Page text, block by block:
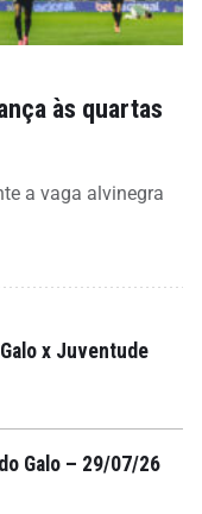
às quartas
a vaga alvinegra
x Juventude
Galo – 29/07/26